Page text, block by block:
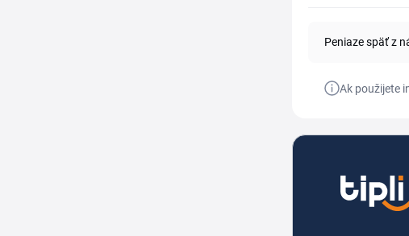
Peniaze späť z
Ak použijete